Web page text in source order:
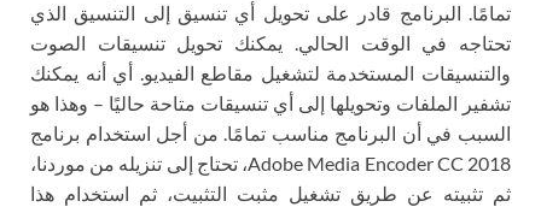
تمامًا. البرنامج قادر على تحويل أي تنسيق إلى التنسيق الذي
تحتاجه في الوقت الحالي. يمكنك تحويل تنسيقات الصوت
والتنسيقات المستخدمة لتشغيل مقاطع الفيديو. أي أنه يمكنك
تشفير الملفات وتحويلها إلى أي تنسيقات متاحة حاليًا – وهذا هو
السبب في أن البرنامج مناسب تمامًا. من أجل استخدام برنامج
Adobe Media Encoder CC 2018، تحتاج إلى تنزيله من موردنا،
ثم تثبيته عن طريق تشغيل مثبت التثبيت، ثم استخدام هذا